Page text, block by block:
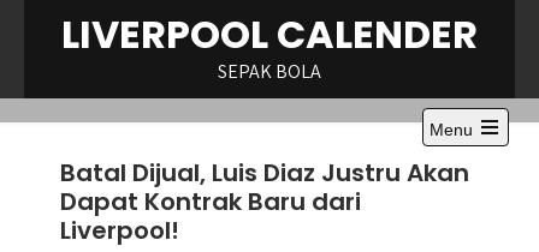
LIVERPOOL CALENDER
SEPAK BOLA
Menu
Open
the
main
Batal Dijual, Luis Diaz Justru Akan
Dapat Kontrak Baru dari
Liverpool!